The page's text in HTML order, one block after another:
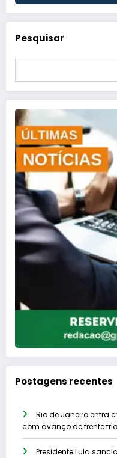
Pesquisar
Postagens recentes
Rio de Janeiro entra
com avanço de frente
Presidente Lula